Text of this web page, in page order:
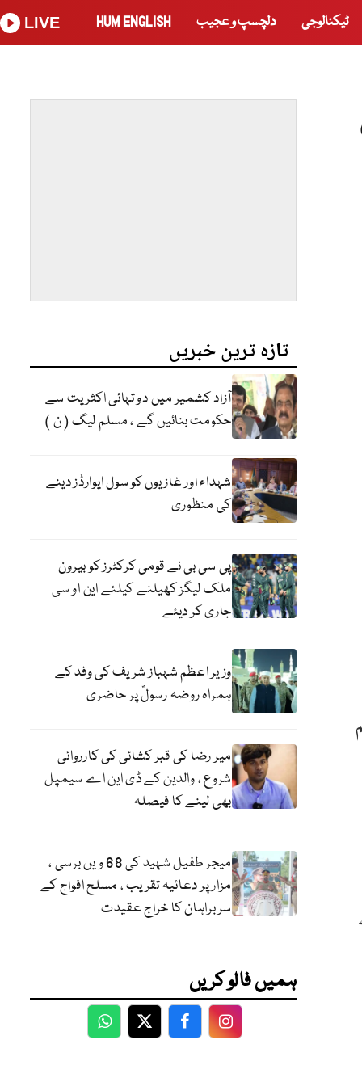
ٹیکنالوجی دلچسپ و عجیب HUM ENGLISH
LIVE
تازہ ترین خبریں
آزاد کشمیر میں دو تہائی اکثریت سے
حکومت بنائیں گے ، مسلم لیگ ( ن )
شہداء اور غازیوں کو سول ایوارڈز دینے
کی منظوری
پی سی بی نے قومی کرکٹرز کو بیرون
ملک لیگز کھیلنے کیلئے این او سی
جاری کر دیئے
وزیر اعظم شہباز شریف کی وفد کے
ہمراہ روضہ رسولؐ پر حاضری
میر رضا کی قبر کشائی کی کارروائی
شروع ، والدین کے ڈی این اے سیمپل
بھی لینے کا فیصلہ
میجر طفیل شہید کی 68 ویں برسی ،
مزار پر دعائیہ تقریب ، مسلح افواج کے
سربراہان کا خراج عقیدت
ہمیں فالو کریں
WhatsApp
TwitterFacebookFacebook